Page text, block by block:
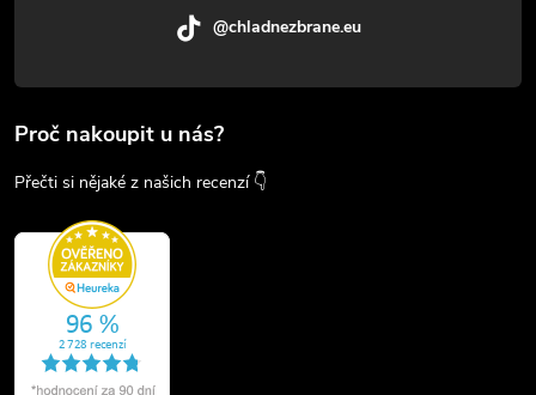
@chladnezbrane.eu
Proč nakoupit u nás?
Přečti si nějaké z našich recenzí 👇